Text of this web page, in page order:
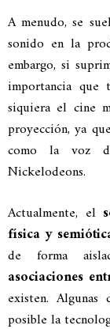
A menudo, se
sonido en la
embargo, si
importancia
siquiera el cine
proyección, ya
como la voz
Nickelodeons.
Actualmente, el
física y
de forma
asociaciones
existen.
posible la